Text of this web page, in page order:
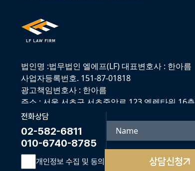
전화상담
02-582-6811
010-6740-8785
개인정보 수집 및 동의 상담신청
법인명 :법무법인 엘에프(LF) 대표변호사 : 한아름
사업자등록번호. 151-87-01818
광고책임변호사 : 한아름
주소 : 서울 서초구 서초중앙로 123 엘렌타워 16층
전화 : 02-582-6811 팩스 : 02-582-7346
이메일 : arhan@lflaw.co.kr
© 2025 법무법인 LF All rights reserved.